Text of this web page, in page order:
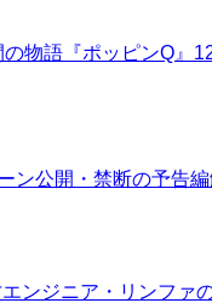
物語『ポッピンQ』
ン公開・禁断の予告編
ンジニア・リンファ